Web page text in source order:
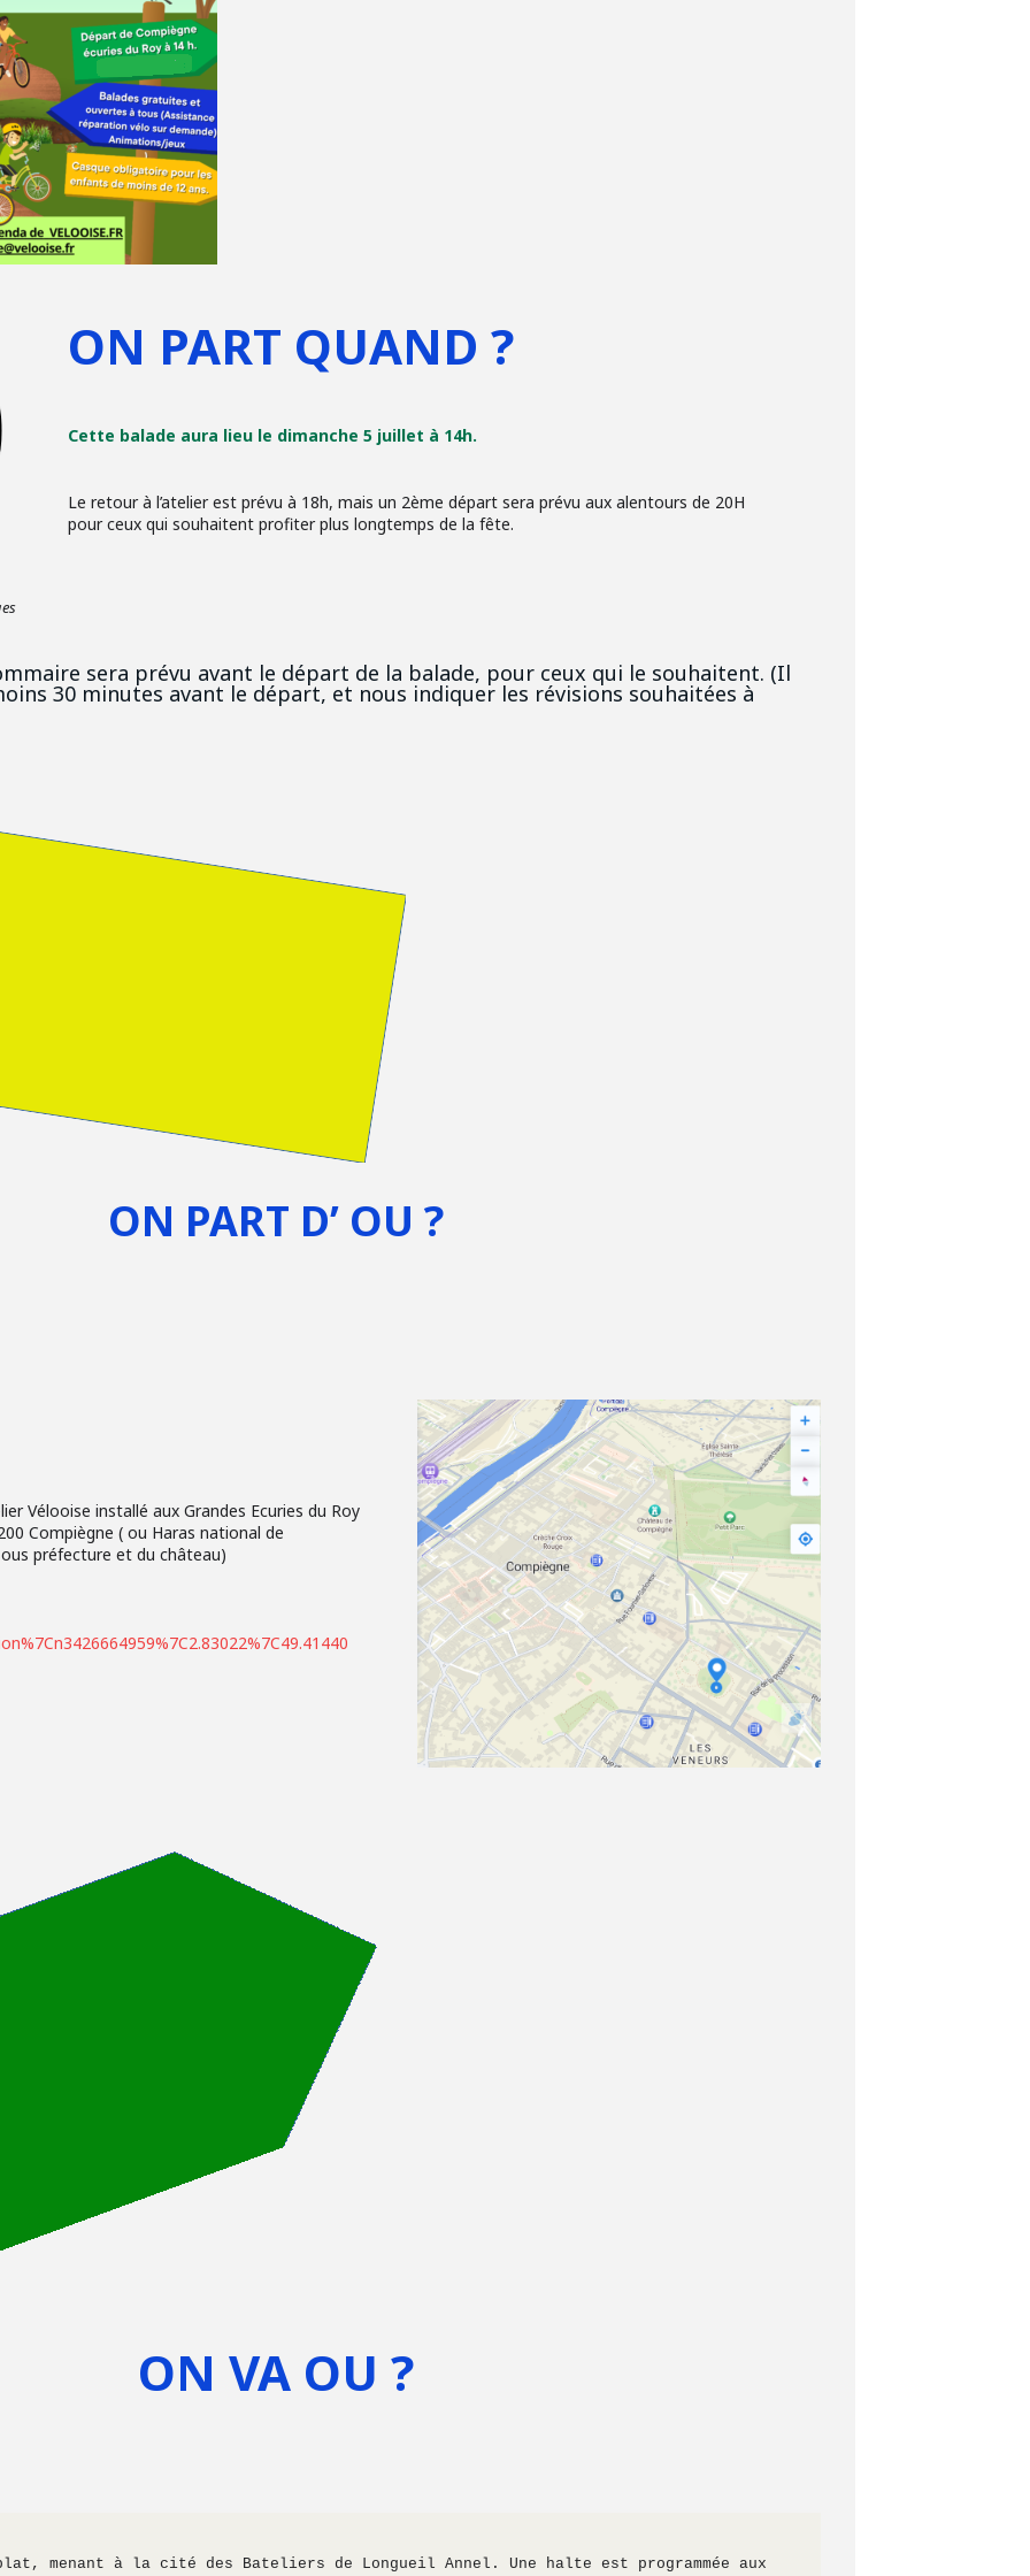
ON PART QUAND ?
Cette balade aura lieu le dimanche 5 juillet à 14h.
Le retour à l’atelier est prévu à 18h, mais un 2ème départ sera prévu aux alentours de 20H
pour ceux qui souhaitent profiter plus longtemps de la fête.
sera prévu avant le départ de la balade, pour ceux qui le souhaitent. (Il
30 minutes avant le départ, et nous indiquer les révisions souhaitées à
ON PART D’ OU ?
Vélooise installé aux Grandes Ecuries du Roy
Compiègne ( ou Haras national de
préfecture et du château)
ON VA OU ?